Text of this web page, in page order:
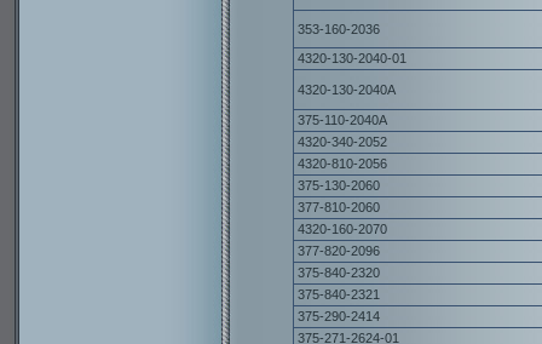
353-160-2036
4320-130-2040-01
4320-130-2040А
375-110-2040А
4320-340-2052
4320-810-2056
375-130-2060
377-810-2060
4320-160-2070
377-820-2096
375-840-2320
375-840-2321
375-290-2414
375-271-2624-01